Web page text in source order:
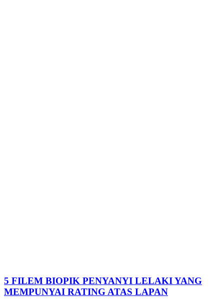
5 FILEM BIOPIK PENYANYI LELAKI YANG
MEMPUNYAI RATING ATAS LAPAN